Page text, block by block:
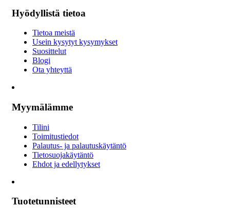
Hyödyllistä tietoa
Tietoa meistä
Usein kysytyt kysymykset
Suosittelut
Blogi
Ota yhteyttä
Myymälämme
Tilini
Toimitustiedot
Palautus- ja palautuskäytäntö
Tietosuojakäytäntö
Ehdot ja edellytykset
Tuotetunnisteet